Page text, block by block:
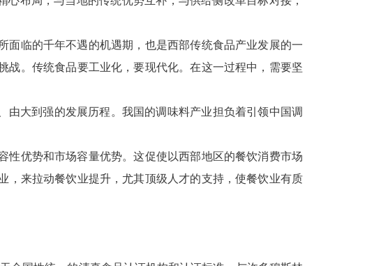
面临的千年不遇的机遇期，也是西部传统食品产业发展的一
战。传统食品要工业化，要现代化。在这一过程中，需要坚
大到强的发展历程。我国的调味料产业担负着引领中国调
性优势和市场容量优势。这促使以西部地区的餐饮消费市场
，来拉动餐饮业提升，尤其顶级人才的支持，使餐饮业有质